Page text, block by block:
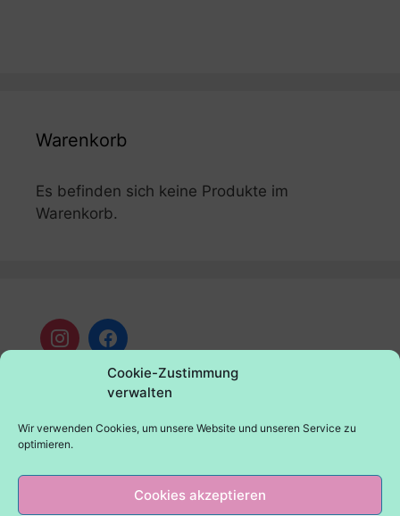
Cookie-Zustimmung
verwalten
Wir verwenden Cookies, um unsere Website und unseren Service zu
optimieren.
Cookies akzeptieren
Warenkorb
Es befinden sich keine Produkte im
Warenkorb.
Widerrufsbelehrung
Datenschutz
Versandkosten